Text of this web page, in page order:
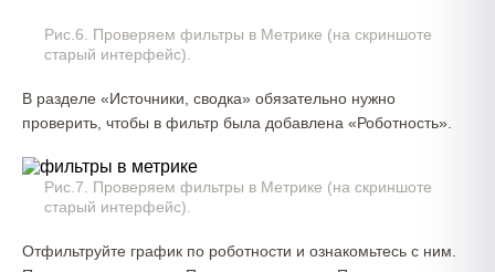
Рис.6. Проверяем фильтры в Метрике (на скриншоте
старый интерфейс).
В разделе «Источники, сводка» обязательно нужно
проверить, чтобы в фильтр была добавлена «Роботность».
Рис.7. Проверяем фильтры в Метрике (на скриншоте
старый интерфейс).
Отфильтруйте график по роботности и ознакомьтесь с ним.